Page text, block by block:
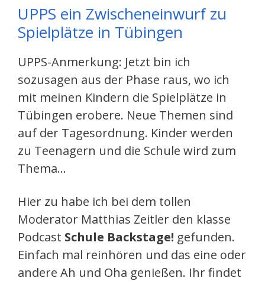
UPPS ein Zwischeneinwurf zu
Spielplätze in Tübingen
UPPS-Anmerkung: Jetzt bin ich
sozusagen aus der Phase raus, wo ich
mit meinen Kindern die Spielplätze in
Tübingen erobere. Neue Themen sind
auf der Tagesordnung. Kinder werden
zu Teenagern und die Schule wird zum
Thema…
Hier zu habe ich bei dem tollen
Moderator Matthias Zeitler den klasse
Podcast Schule Backstage! gefunden.
Einfach mal reinhören und das eine oder
andere Ah und Oha genießen. Ihr findet